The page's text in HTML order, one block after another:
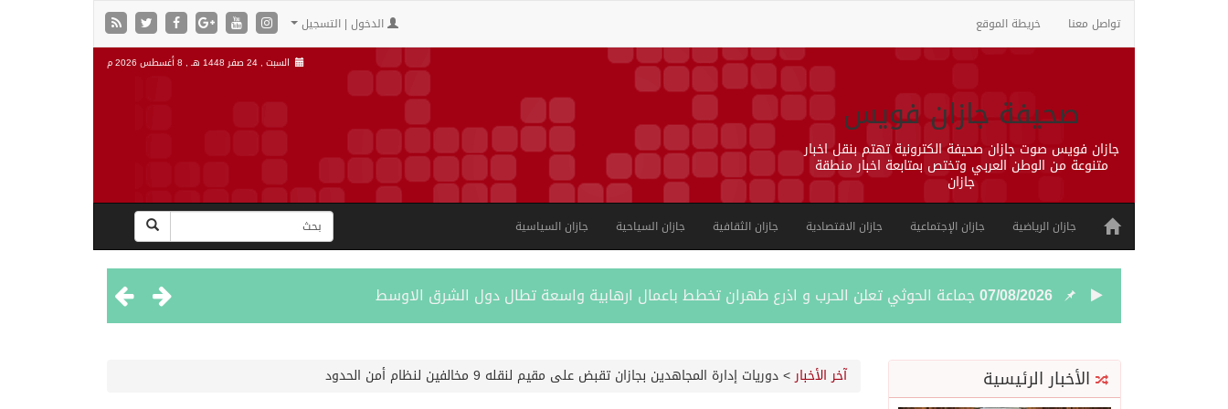
تواصل معنا خريطة الموقع الدخول | التسجيل
صحيفة جازان فويس
جازان فويس صوت جازان صحيفة الكترونية تهتم بنقل اخبار
متنوعة من الوطن العربي وتختص بمتابعة اخبار منطقة
جازان
السبت , 24 صفر 1448 هـ , 8 أغسطس 2026 م
جازان الرياضية جازان الإجتماعية جازان الاقتصادية جازان الثقافية جازان السياحية جازان السياسية
07/08/2026جماعة الحوثي تعلن الحرب و اذرع طهران تخطط باعمال ارهابية واسعة تطال دول الشرق الاوسط
الأخبار الرئيسية آخر الأخبار>دوريات إدارة المجاهدين بجازان تقبض على مقيم لنقله 9 مخالفين لنظام أمن الحدود